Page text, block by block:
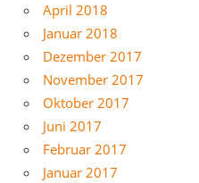
April 2018
Januar 2018
Dezember 2017
November 2017
Oktober 2017
Juni 2017
Februar 2017
Januar 2017